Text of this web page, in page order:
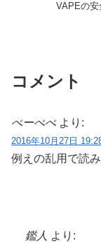
VAPEの
コメント
ぺーぺぺ より:
2016年10月27日
例えの乱用で読み
鑑人 より: